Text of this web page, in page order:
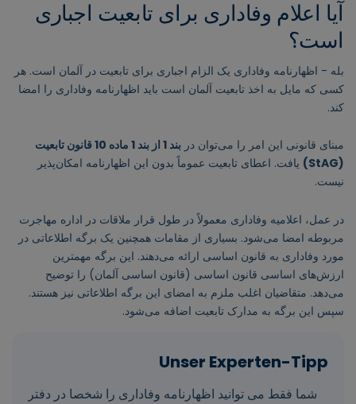
آیا اعلام وفاداری برای تابعیت اجباری
است؟
بله - اظهارنامه وفاداری یک الزام اجباری برای تابعیت در آلمان است. هر
کسی که مایل به اخذ تابعیت آلمان است باید اظهارنامه وفاداری را امضا
کند.
مبنای قانونی این امر را می‌توان در
بند 1 از بند 1 ماده 10 قانون تابعیت
(StAG)
یافت. اعطای تابعیت عموماً بدون این اظهارنامه امکان‌پذیر
نیست.
در عمل، اعلامیه وفاداری معمولاً در طول قرار ملاقات در اداره مهاجرت
مربوطه امضا می‌شود. بسیاری از مقامات همچنین یک برگه اطلاعاتی در
مورد وفاداری به قانون اساسی ارائه می‌دهند. این برگه مهمترین
ارزش‌های اساسی قانون اساسی (قانون اساسی آلمان) را توضیح
می‌دهد. متقاضیان اغلب ملزم به امضای این برگه اطلاعاتی نیز هستند.
سپس این برگه به ​​مدارک تابعیت اضافه می‌شود.
شما فقط می توانید اظهارنامه وفاداری را شخصا در دفتر